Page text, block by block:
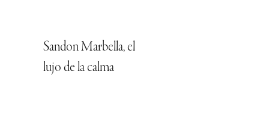
Sandon Marbella, el
lujo de la calma